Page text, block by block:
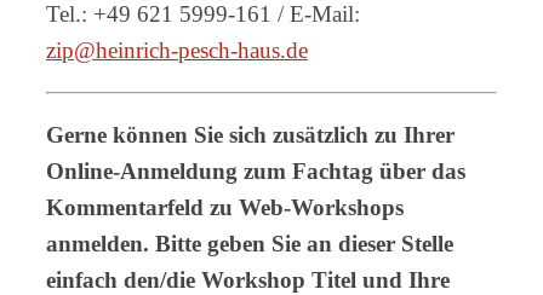
Tel.: +49 621 5999-161 / E-Mail:
zip@heinrich-pesch-haus.de
Gerne können Sie sich zusätzlich zu Ihrer
Online-Anmeldung zum Fachtag über das
Kommentarfeld zu Web-Workshops
anmelden. Bitte geben Sie an dieser Stelle
einfach den/die Workshop Titel und Ihre